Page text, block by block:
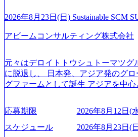
能 社内転職が活発であり、多様なス
ことが可能 事業開発・運用を内包か
ス」型の組織体。社内スカウトや社
165942_70f09968-1b27-43e6-b849-
p ## 働き方／WLB／待遇 内装8億
スがあり、 働き甲斐のあるランキ
ため事業創造の自由度が高く、赤字
的な成長を若手に任せられる環境 対
ョンメリットを重視するため出社勤
ジタル人材育成の支援も盛んに行う
2/Accenture-Recruiting-
rs/corporate/document/women-
のキャリアブログ (https://
careers-blog) 江川社長が語る「105点
kkei.com/atcl/gen/19/00604/
6218) 大手広告代理店出身者などマ
材が集結するワケ (https://
ジニアからコンサルタントへ。会社
2026年8月23日(日) Sustainable SCM
アビームコンサルティング株式会社
元々はデロイトトウシュトーマツグ
に脱退し、 日本発、アジア発のグ
グファームとして誕生 アジアを中
供している日系最大級の総合コンサ
『Build Beyond As One ®.』をブラン
企業や組織の変革を通じて社会や産
応募期限
2026年8月12日(
スケジュール
2026年8月23日(